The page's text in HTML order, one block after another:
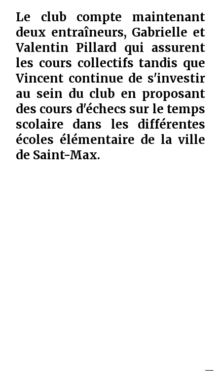
Le club compte maintenant
deux entraîneurs, Gabrielle et
Valentin Pillard qui assurent
les cours collectifs tandis que
Vincent continue de s'investir
au sein du club en proposant
des cours d'échecs sur le temps
scolaire dans les différentes
écoles élémentaire de la ville
de Saint-Max.